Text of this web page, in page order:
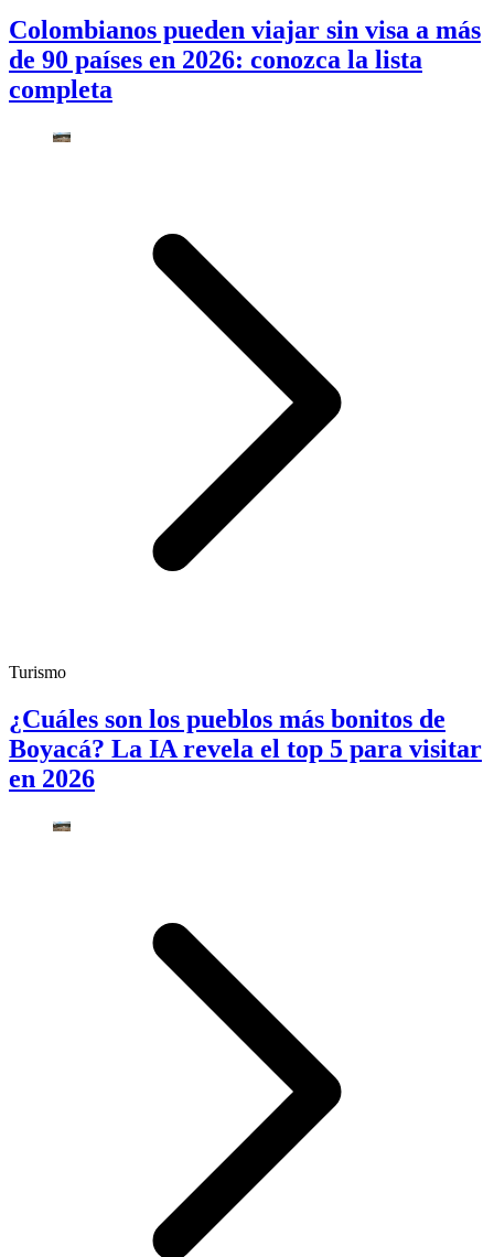
Colombianos pueden viajar sin visa a más
de 90 países en 2026: conozca la lista
completa
Turismo
¿Cuáles son los pueblos más bonitos de
Boyacá? La IA revela el top 5 para visitar
en 2026